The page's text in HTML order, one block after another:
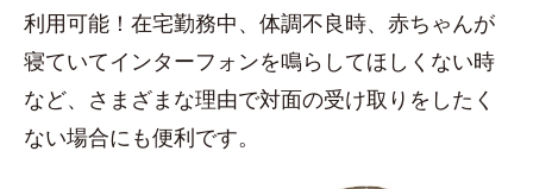
利用可能！在宅勤務中、体調不良時、赤ちゃんが
寝ていてインターフォンを鳴らしてほしくない時
など、さまざまな理由で対面の受け取りをしたく
ない場合にも便利です。